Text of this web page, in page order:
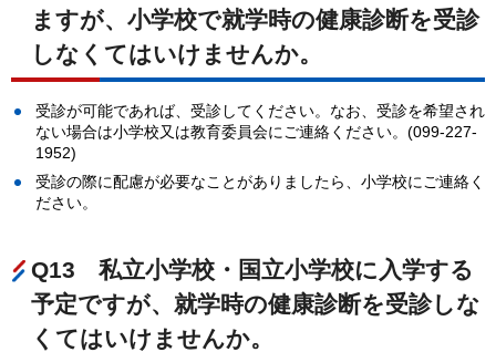
ますが、小学校で就学時の健康診断を受診
しなくてはいけませんか。
受診が可能であれば、受診してください。なお、受診を希望され
ない場合は小学校又は教育委員会にご連絡ください。(099-227-
1952)
受診の際に配慮が必要なことがありましたら、小学校にご連絡く
ださい。
Q13 私立小学校・国立小学校に入学する
予定ですが、就学時の健康診断を受診しな
くてはいけませんか。